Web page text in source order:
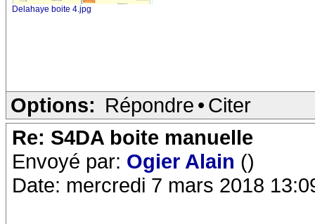
Delahaye boite 4.jpg
Options: Répondre • Citer
Re: S4DA boite manuelle
Envoyé par: Ogier Alain ()
Date: mercredi 7 mars 2018